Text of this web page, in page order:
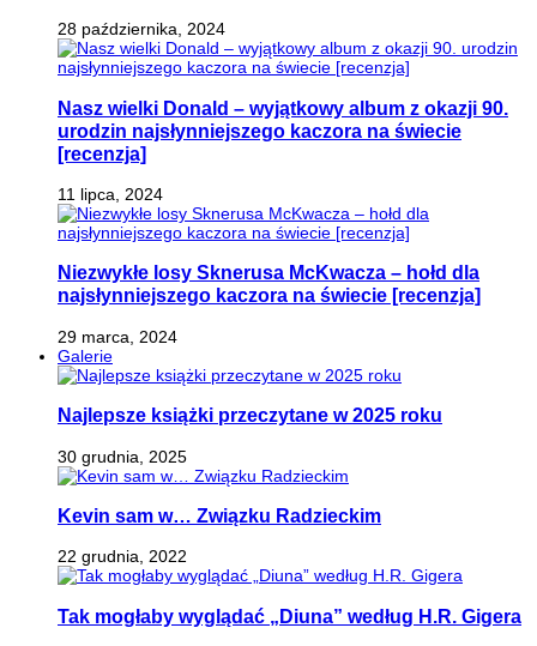
28 października, 2024
Nasz wielki Donald – wyjątkowy album z okazji 90.
urodzin najsłynniejszego kaczora na świecie
[recenzja]
11 lipca, 2024
Niezwykłe losy Sknerusa McKwacza – hołd dla
najsłynniejszego kaczora na świecie [recenzja]
29 marca, 2024
Galerie
Najlepsze książki przeczytane w 2025 roku
30 grudnia, 2025
Kevin sam w… Związku Radzieckim
22 grudnia, 2022
Tak mogłaby wyglądać „Diuna” według H.R. Gigera